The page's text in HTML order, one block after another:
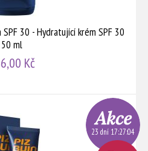
30 - Hydratující krém SPF 30
50 ml
Kč
23 dní 17:27:03